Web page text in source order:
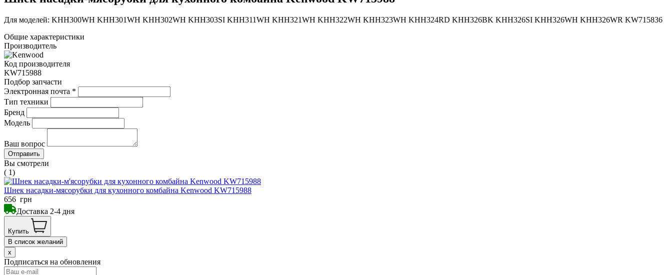
Для моделей: KHH300WH KHH301WH KHH302WH KHH303SI KHH311WH KHH321WH KHH322WH KHH323WH KHH324RD KHH326BK KHH326SI KHH326WH KHH326WR KW715836
Общие характеристики
Производитель
Код производителя
KW715988
Подбор запчасти
Электронная почта *
Тип техники
Бренд
Модель
Ваш вопрос
Вы смотрели
( 1)
Шнек насадки-мясорубки для кухонного комбайна Kenwood KW715988
656 грн
Доставка 2-4 дня
Купить
В список желаний
x
Подписаться на обновления